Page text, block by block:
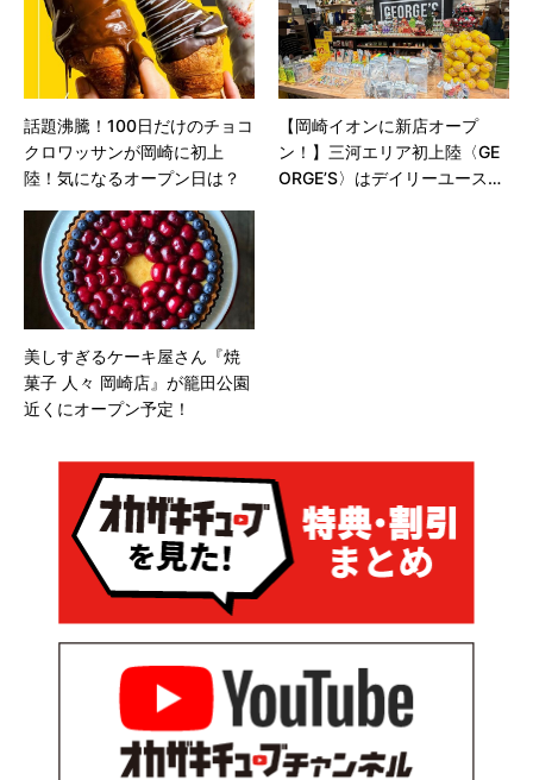
話題沸騰！100日だけのチョコ
クロワッサンが岡崎に初上
陸！気になるオープン日は？
【岡崎イオンに新店オープ
ン！】三河エリア初上陸〈GE
ORGE’S〉はデイリーユースな
美しすぎるケーキ屋さん『焼
菓子 人々 岡崎店』が籠田公園
近くにオープン予定！